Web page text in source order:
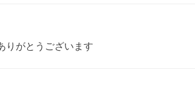
りがとうございます